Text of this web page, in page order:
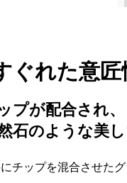
ぐれた意匠
プが配合され、
石のような美
チップを混合させた